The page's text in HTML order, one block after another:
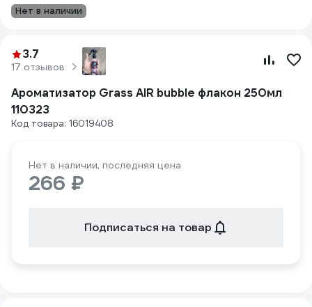
Нет в наличии
3.7
17 отзывов
Ароматизатор Grass AIR bubble флакон 250мл
110323
Код товара: 16019408
Нет в наличии, последняя цена
266 ₽
Подписаться на товар